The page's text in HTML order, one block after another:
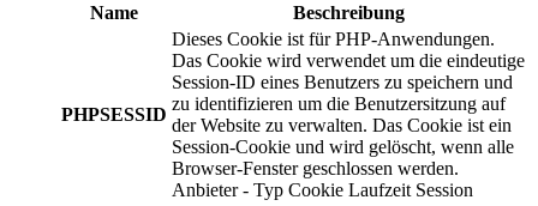
Name
Beschreibung
PHPSESSID
Dieses Cookie ist für PHP-Anwendungen.
Das Cookie wird verwendet um die eindeutige
Session-ID eines Benutzers zu speichern und
zu identifizieren um die Benutzersitzung auf
der Website zu verwalten. Das Cookie ist ein
Session-Cookie und wird gelöscht, wenn alle
Browser-Fenster geschlossen werden.
Anbieter - Typ Cookie Laufzeit Session